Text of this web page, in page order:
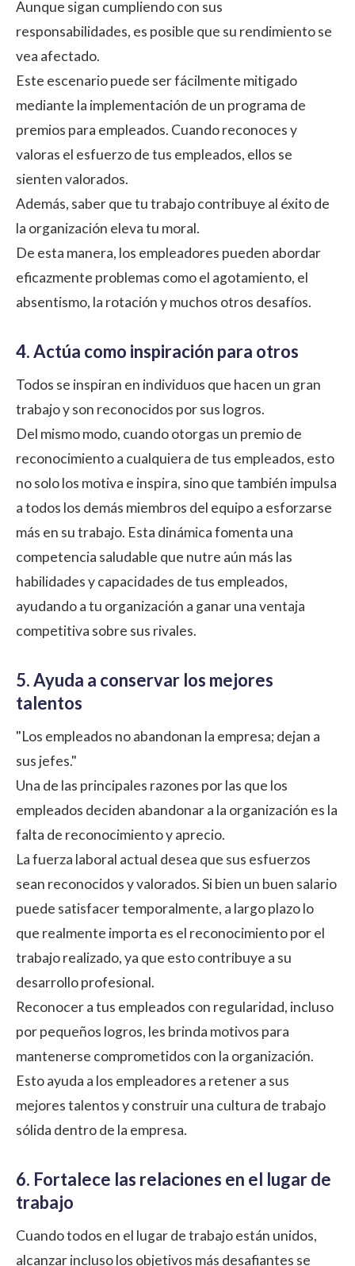
Aunque sigan cumpliendo con sus
responsabilidades, es posible que su rendimiento se
vea afectado.
Este escenario puede ser fácilmente mitigado
mediante la implementación de un programa de
premios para empleados. Cuando reconoces y
valoras el esfuerzo de tus empleados, ellos se
sienten valorados.
Además, saber que tu trabajo contribuye al éxito de
la organización eleva tu moral.
De esta manera, los empleadores pueden abordar
eficazmente problemas como el agotamiento, el
absentismo, la rotación y muchos otros desafíos.
4. Actúa como inspiración para otros
Todos se inspiran en individuos que hacen un gran
trabajo y son reconocidos por sus logros.
Del mismo modo, cuando otorgas un premio de
reconocimiento a cualquiera de tus empleados, esto
no solo los motiva e inspira, sino que también impulsa
a todos los demás miembros del equipo a esforzarse
más en su trabajo. Esta dinámica fomenta una
competencia saludable que nutre aún más las
habilidades y capacidades de tus empleados,
ayudando a tu organización a ganar una ventaja
competitiva sobre sus rivales.
5. Ayuda a conservar los mejores
talentos
"Los empleados no abandonan la empresa; dejan a
sus jefes."
Una de las principales razones por las que los
empleados deciden abandonar a la organización es la
falta de reconocimiento y aprecio.
La fuerza laboral actual desea que sus esfuerzos
sean reconocidos y valorados. Si bien un buen salario
puede satisfacer temporalmente, a largo plazo lo
que realmente importa es el reconocimiento por el
trabajo realizado, ya que esto contribuye a su
desarrollo profesional.
Reconocer a tus empleados con regularidad, incluso
por pequeños logros, les brinda motivos para
mantenerse comprometidos con la organización.
Esto ayuda a los empleadores a retener a sus
mejores talentos y construir una cultura de trabajo
sólida dentro de la empresa.
6. Fortalece las relaciones en el lugar de
trabajo
Cuando todos en el lugar de trabajo están unidos,
alcanzar incluso los objetivos más desafiantes se